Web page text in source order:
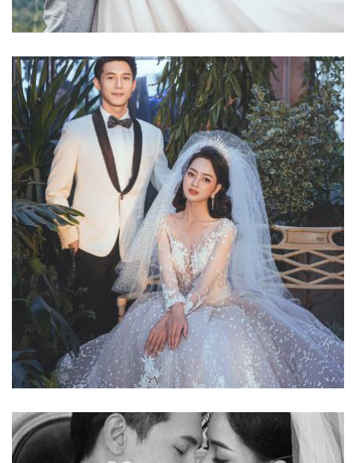
Phim Trường Rose Valley
Ảnh cưới đẹp
Phim Trường 5 Garden